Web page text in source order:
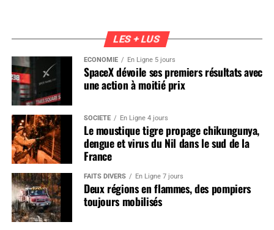
LES + LUS
ÉCONOMIE En Ligne 5 jours
SpaceX dévoile ses premiers résultats avec
une action à moitié prix
SOCIÉTÉ En Ligne 4 jours
Le moustique tigre propage chikungunya,
dengue et virus du Nil dans le sud de la
France
FAITS DIVERS En Ligne 7 jours
Deux régions en flammes, des pompiers
toujours mobilisés